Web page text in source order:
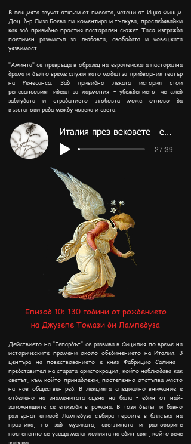
В лекцията звучат откъси от пиесата, четени от Ицко Финци.
Доц. д-р Лиза Боева ги коментира и тълкува, проследявайки
как зад привидно простия пасторален сюжет Тасо изгражда
поетичен размисъл за любовта, свободата и човешката
уязвимост.
"Аминта" се превръща в образец на европейската пасторална
драма и дълго време служи като модел за придворния театър
на Ренесанса. Зад привидно леката история стои
ренесансовият идеал за хармония – убеждението, че след
заблудата и страданието любовта може отново да
възстанови реда между човека и света.
Италия през вековете - епизод 11
-27:39
Епизод 10: 130 години от рождението
на Джузепе Томази ди Лампедуза
Действието на "Гепардът" се развива в Сицилия по време на
историческите промени около обединението на Италия. В
центъра на повествованието е княз Фабрицио Салина –
представител на старата аристокрация, който наблюдава как
светът, към който принадлежи, постепенно отстъпва място
на нов обществен ред. В лекцията специално внимание е
отделено на знаменитата сцена на бала – един от най-
запомнящите се епизоди в романа. В този дълъг и бавно
разгърнат епизод Лампедуза събира героите в блясъка на
празника, но зад музиката, светлината и разговорите
постепенно се усеща меланхолията на един свят, който вече
залязва.